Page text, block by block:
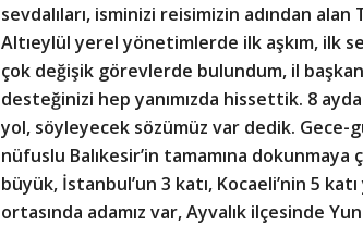
sevdalıları, isminizi reisimizin adından
Altıeylül yerel yönetimlerde ilk aşkım, ilk
çok değişik görevlerde bulundum, il
desteğinizi hep yanımızda hissettik. 8
yol, söyleyecek sözümüz var dedik. Gece-
nüfuslu Balıkesir’in tamamına dokunmaya
büyük, İstanbul’un 3 katı, Kocaeli’nin 5
ortasında adamız var, Ayvalık ilçesinde